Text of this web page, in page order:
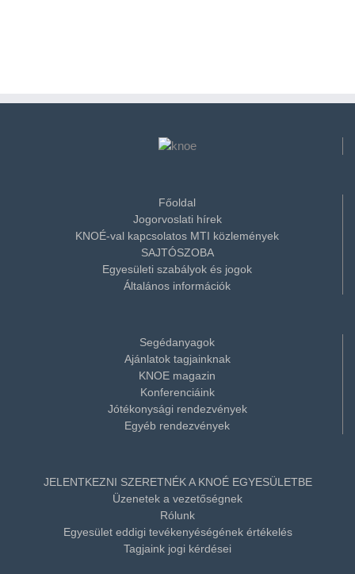
Főoldal
Jogorvoslati hírek
KNOÉ-val kapcsolatos MTI közlemények
SAJTÓSZOBA
Egyesületi szabályok és jogok
Általános információk
Segédanyagok
Ajánlatok tagjainknak
KNOE magazin
Konferenciáink
Jótékonysági rendezvények
Egyéb rendezvények
JELENTKEZNI SZERETNÉK A KNOÉ EGYESÜLETBE
Üzenetek a vezetőségnek
Rólunk
Egyesület eddigi tevékenyéségének értékelés
Tagjaink jogi kérdései